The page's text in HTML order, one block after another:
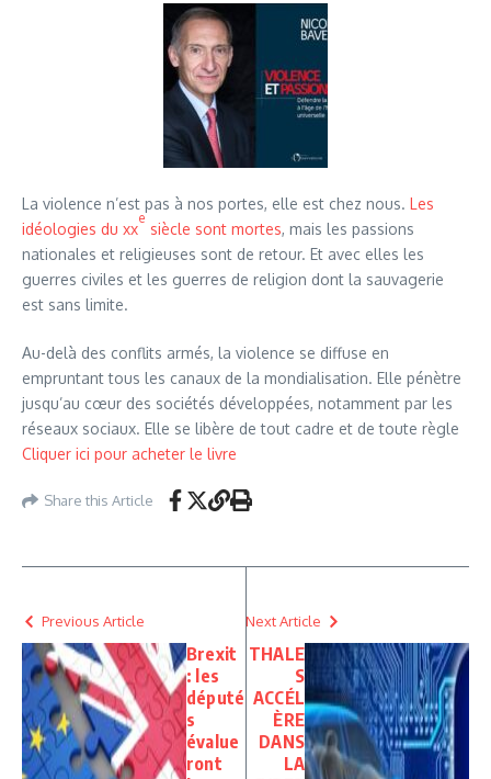
La violence n’est pas à nos portes, elle est chez nous. Les
idéologies du xx
e
siècle sont mortes, mais les passions
nationales et religieuses sont de retour. Et avec elles les
guerres civiles et les guerres de religion dont la sauvagerie
est sans limite.
Au-delà des conflits armés, la violence se diffuse en
empruntant tous les canaux de la mondialisation. Elle pénètre
jusqu’au cœur des sociétés développées, notamment par les
réseaux sociaux. Elle se libère de tout cadre et de toute règle
Cliquer ici pour acheter le livre
Share this Article
Previous Article
Brexit
: les
député
s
évalue
ront
Next Article
THALE
S
ACCÉL
ÈRE
DANS
LA